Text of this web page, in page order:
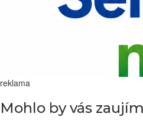
reklama
Mohlo by vás